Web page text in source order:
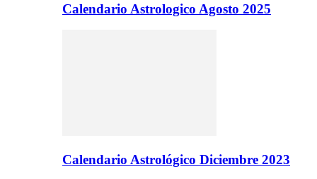
Calendario Astrologico Agosto 2025
Calendario Astrológico Diciembre 2023